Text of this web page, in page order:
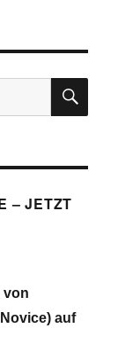
– JETZT
von
auf